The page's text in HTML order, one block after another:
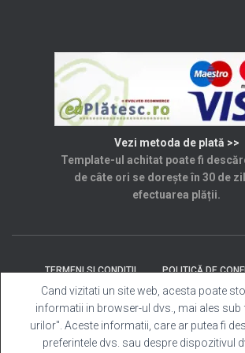
Vezi metoda de plată >>
Template-ul achitat poate fi
de câte ori se dorește în 30 de
efectuarea plății.
TERMENI SI CONDITII POLITICĂ DE
SOLUȚIONAREA LITIGIILOR ANPC
Cand vizitati un site web, acesta poate
informatii in browser-ul dvs., mai ales
urilor". Aceste informatii, care ar putea fi
preferintele dvs. sau despre dispozitivul